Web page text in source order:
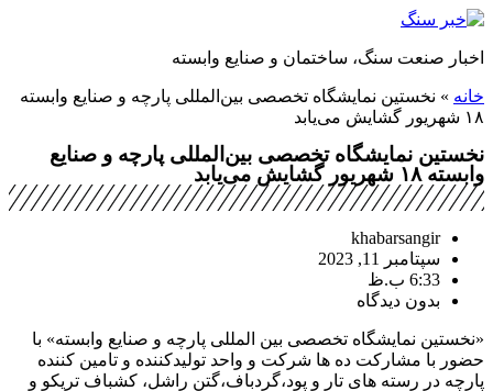
پرش
محتوا
اخبار صنعت سنگ، ساختمان و صنایع وابسته
خانه » نخستین نمایشگاه تخصصی بین‌المللی پارچه و صنایع وابسته
۱۸ شهریور گشایش می‌یابد
نخستین نمایشگاه تخصصی بین‌المللی پارچه و صنایع
وابسته ۱۸ شهریور گشایش می‌یابد
khabarsangir
سپتامبر 11, 2023
6:33 ب.ظ
بدون دیدگاه
«نخستین نمایشگاه تخصصی بین المللی پارچه و صنایع وابسته» با
حضور با مشارکت ده ها شرکت و واحد تولیدکننده و تامین کننده
پارچه در رسته های تار و پود،گردباف،گتن راشل، کشباف تریکو و